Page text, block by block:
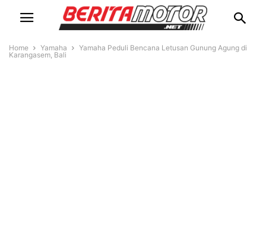
Home Yamaha
Yamaha Peduli Bencana Letusan Gunung Agung di
Karangasem, Bali